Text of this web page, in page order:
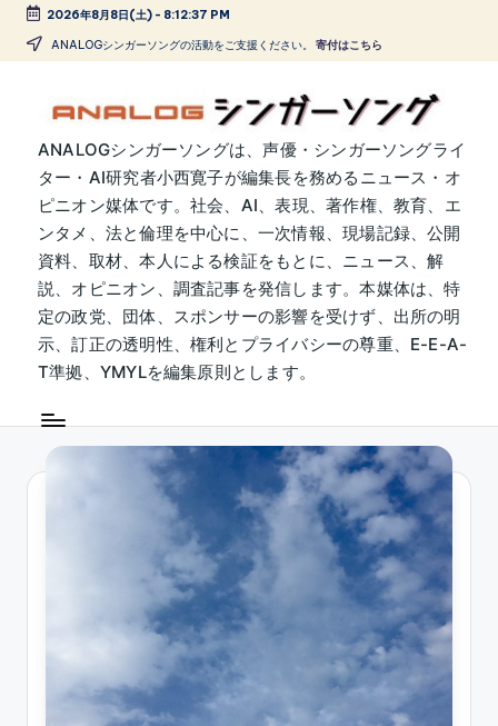
Skip
2026年8月8日(土)- 8:12:37 PM
ANALOGシンガーソングの活動をご支援ください。 寄付はこちら
A
N
A
L
O
G
シ
ン
ガ
ー
ANALOGシンガーソングは、声優・シンガーソングライ
ター・AI研究者小西寛子が編集長を務めるニュース・オ
ピニオン媒体です。社会、AI、表現、著作権、教育、エ
ンタメ、法と倫理を中心に、一次情報、現場記録、公開
資料、取材、本人による検証をもとに、ニュース、解
説、オピニオン、調査記事を発信します。本媒体は、特
定の政党、団体、スポンサーの影響を受けず、出所の明
示、訂正の透明性、権利とプライバシーの尊重、E-E-A-
T準拠、YMYLを編集原則とします。